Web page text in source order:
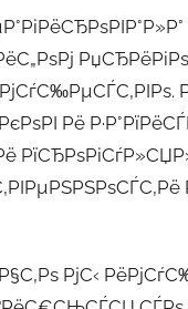
Рё
РјС‹